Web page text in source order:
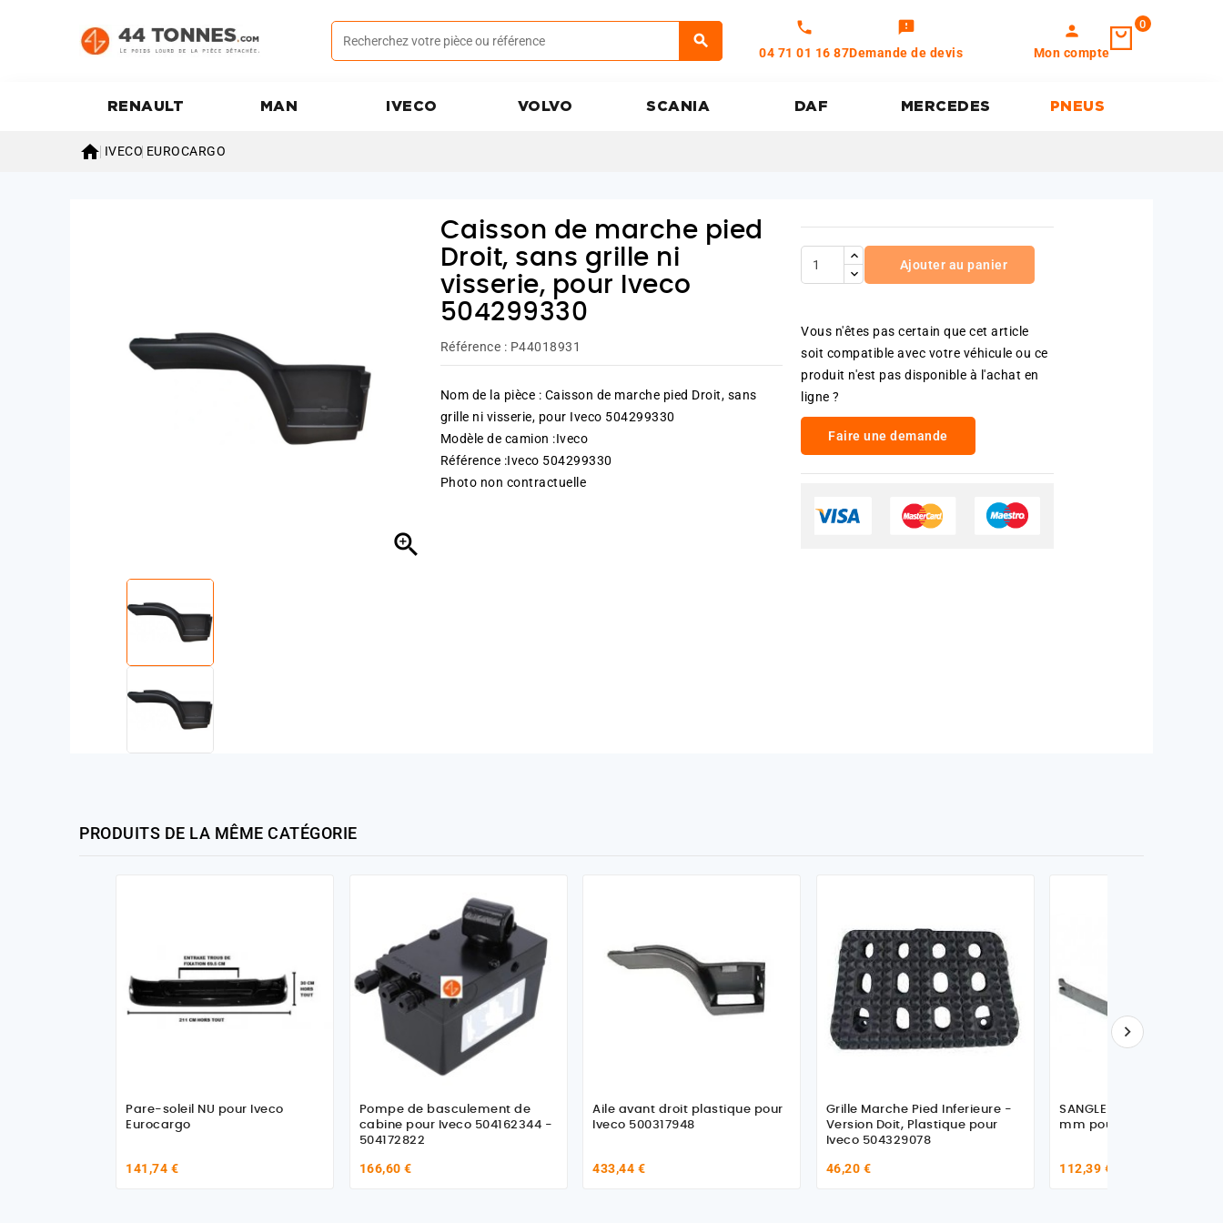
call
04 71 01 16 87
feedback
Demande de devis
person
Mon compte
0
RENAULT MAN IVECO VOLVO SCANIA DAF MERCEDES PNEUS
 IVECO EUROCARGO

Caisson de marche pied
Droit, sans grille ni
visserie, pour Iveco
504299330
Référence : P44018931
Nom de la pièce : Caisson de marche pied Droit, sans
grille ni visserie, pour Iveco 504299330
Modèle de camion :Iveco
Référence :Iveco 504299330
Photo non contractuelle
Ajouter au panier
Vous n'êtes pas certain que cet article
soit compatible avec votre véhicule ou ce
produit n'est pas disponible à l'achat en
ligne ?
Faire une demande
PRODUITS DE LA MÊME CATÉGORIE
Pare-soleil NU pour Iveco
Eurocargo
141,74 €
Pompe de basculement de
cabine pour Iveco 504162344 -
504172822
166,60 €
Aile avant droit plastique pour
Iveco 500317948
433,44 €
Grille Marche Pied Inferieure -
Version Doit, Plastique pour
Iveco 504329078
46,20 €
SANGLE RESERVOIR Larg.
mm pour Iveco 41271918
112,39 €
